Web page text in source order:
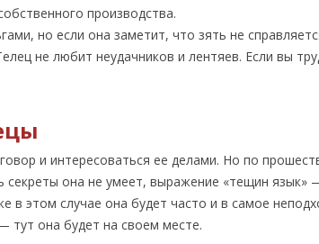
производства.
но если она заметит, что зять не
не любит неудачников и лентяев. Если вы
и интересоваться ее делами. Но по
секреты она не умеет, выражение «тещин язык»
в этом случае она будет часто и в самое
тут она будет на своем месте.